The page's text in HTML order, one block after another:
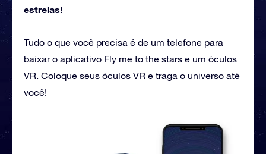
estrelas!
Tudo o que você precisa é de um telefone para
baixar o aplicativo Fly me to the stars e um óculos
VR. Coloque seus óculos VR e traga o universo até
você!